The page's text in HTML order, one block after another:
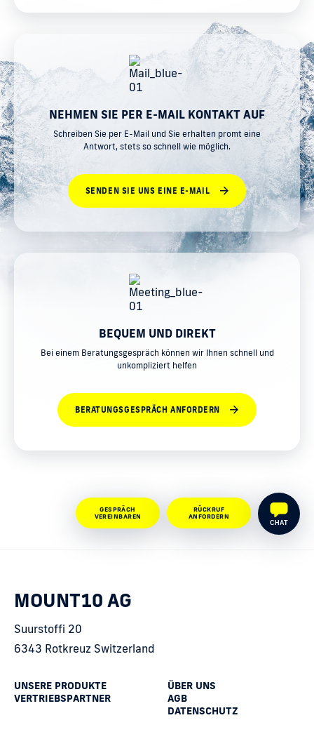
NEHMEN SIE PER E-MAIL KONTAKT AUF
Schreiben Sie per E-Mail und Sie erhalten promt eine
Antwort, stets so schnell wie möglich.
SENDEN SIE UNS EINE E-MAIL
BEQUEM UND DIREKT
Bei einem Beratungsgespräch können wir Ihnen schnell und
unkompliziert helfen
BERATUNGSGESPRÄCH ANFORDERN
GESPRÄCH
VEREINBAREN
RÜCKRUF
ANFORDERN
CHAT
MOUNT10 AG
Suurstoffi 20
6343 Rotkreuz Switzerland
UNSERE PRODUKTE
VERTRIEBSPARTNER
ÜBER UNS
AGB
DATENSCHUTZ